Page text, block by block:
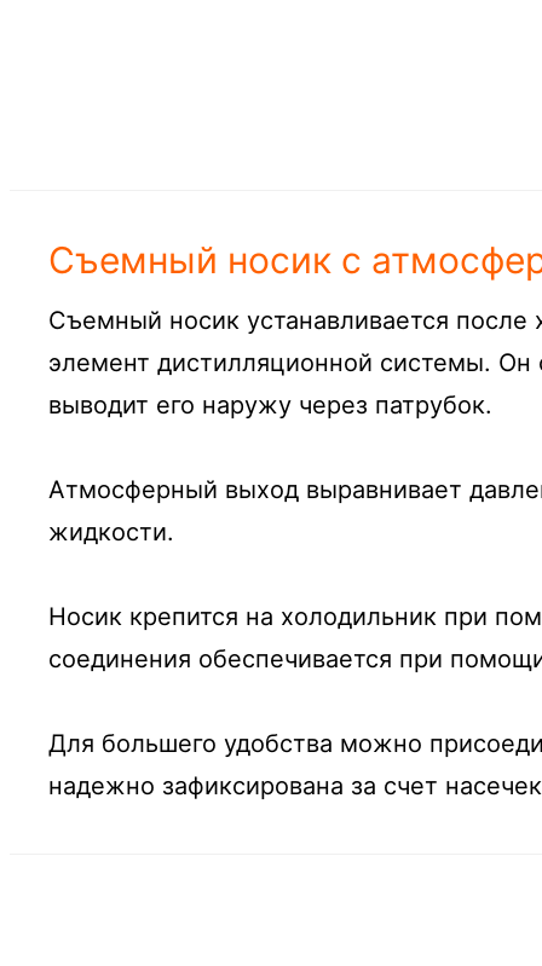
Съемный носик с
Съемный носик устанавливается
элемент дистилляционной системы.
выводит его наружу через патрубок.
Атмосферный выход выравнивает
жидкости.
Носик крепится на холодильник при
соединения обеспечивается при
Для большего удобства можно
надежно зафиксирована за счет